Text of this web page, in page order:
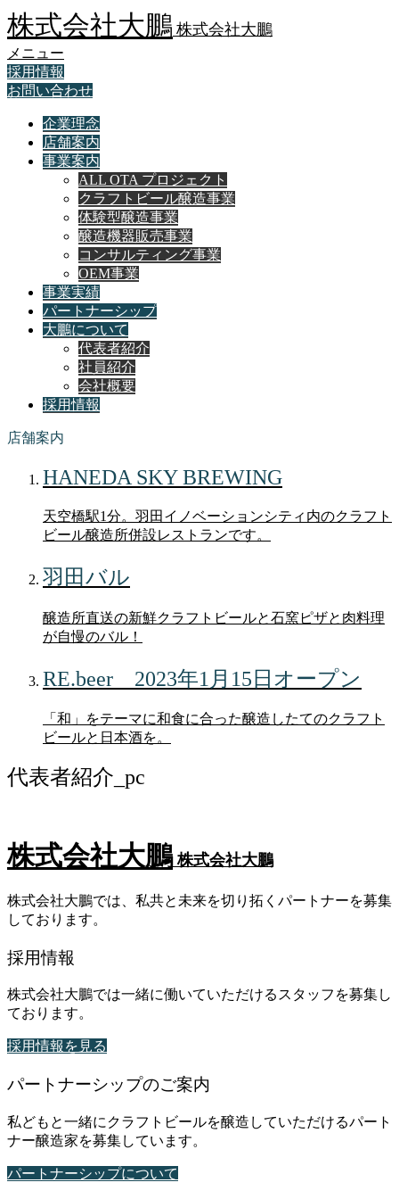
株式会社大鵬 株式会社大鵬
メニュー
採用情報
お問い合わせ
企業理念
店舗案内
事業案内
ALL OTA プロジェクト
クラフトビール醸造事業
体験型醸造事業
醸造機器販売事業
コンサルティング事業
OEM事業
事業実績
パートナーシップ
大鵬について
代表者紹介
社員紹介
会社概要
採用情報
店舗案内
HANEDA SKY BREWING
天空橋駅1分。羽田イノベーションシティ内のクラフト
ビール醸造所併設レストランです。
羽田バル
醸造所直送の新鮮クラフトビールと石窯ピザと肉料理
が自慢のバル！
RE.beer 2023年1月15日オープン
「和」をテーマに和食に合った醸造したてのクラフト
ビールと日本酒を。
代表者紹介_pc
株式会社大鵬 株式会社大鵬
株式会社大鵬では、私共と未来を切り拓くパートナーを募集
しております。
採用情報
株式会社大鵬では一緒に働いていただけるスタッフを募集し
ております。
採用情報を見る
パートナーシップのご案内
私どもと一緒にクラフトビールを醸造していただけるパート
ナー醸造家を募集しています。
パートナーシップについて